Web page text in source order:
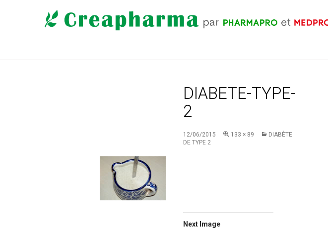
DIABETE-TYPE-
2
12/06/2015 133 × 89
DIABÈTE
DE TYPE 2
Next Image